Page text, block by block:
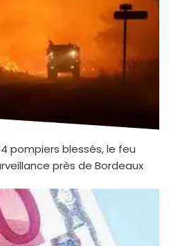
pompiers blessés, le feu
près de Bordeaux